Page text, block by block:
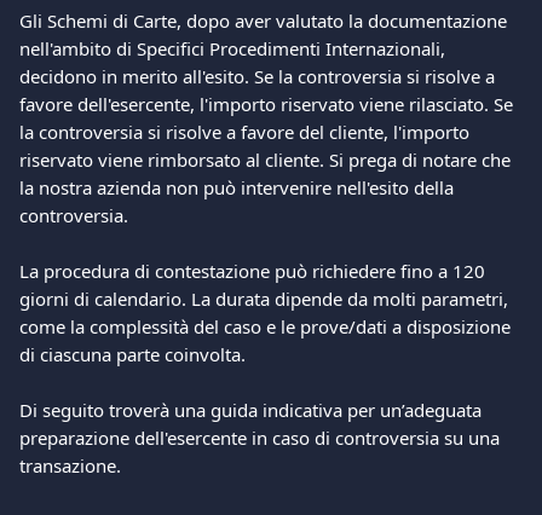
Gli Schemi di Carte, dopo aver valutato la documentazione
nell'ambito di Specifici Procedimenti Internazionali,
decidono in merito all'esito. Se la controversia si risolve a
favore dell'esercente, l'importo riservato viene rilasciato. Se
la controversia si risolve a favore del cliente, l'importo
riservato viene rimborsato al cliente. Si prega di notare che
la nostra azienda non può intervenire nell'esito della
controversia.
La procedura di contestazione può richiedere fino a 120
giorni di calendario. La durata dipende da molti parametri,
come la complessità del caso e le prove/dati a disposizione
di ciascuna parte coinvolta.
Di seguito troverà una guida indicativa per un’adeguata
preparazione dell'esercente in caso di controversia su una
transazione.